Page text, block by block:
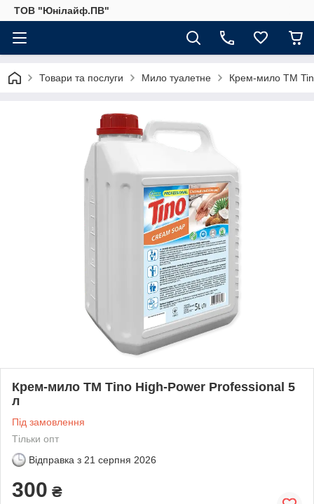
ТОВ "Юнілайф.ПВ"
Товари та послуги Мило туалетне Крем-мило ТМ
Крем-мило ТМ Tino High-Power Professional 5
л
Під замовлення
Тільки опт
Відправка з 21 серпня 2026
300 ₴